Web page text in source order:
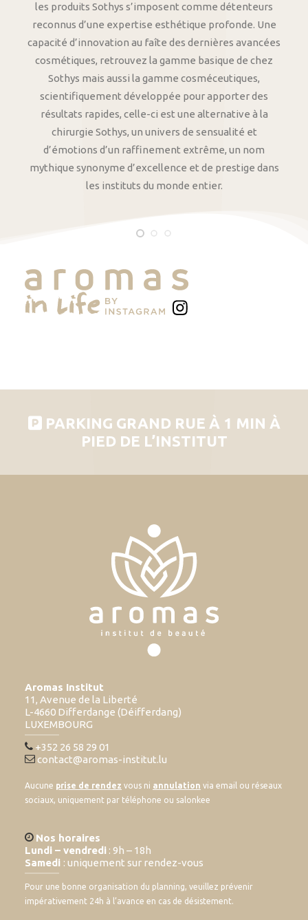
les produits Sothys s’imposent comme détenteurs
reconnus d’une expertise esthétique profonde. Une
capacité d’innovation au faîte des dernières avancées
cosmétiques, retrouvez la gamme basique de chez
Sothys mais aussi la gamme cosméceutiques,
scientifiquement développée pour apporter des
résultats rapides, celle-ci est une alternative à la
chirurgie Sothys, un univers de sensualité et
d’émotions d’un raffinement extrême, un nom
mythique synonyme d’excellence et de prestige dans
les instituts du monde entier.
PARKING GRAND RUE À 1 MIN À
PIED DE L’INSTITUT
Aromas Institut
11, Avenue de la Liberté
L-4660 Differdange (Déifferdang)
LUXEMBOURG
+352 26 58 29 01
contact@aromas-institut.lu
Aucune prise de rendez vous ni annulation via email ou réseaux
sociaux, uniquement par téléphone ou salonkee
Nos horaires
Lundi – vendredi : 9h – 18h
Samedi : uniquement sur rendez-vous
Pour une bonne organisation du planning, veuillez prévenir
impérativement 24h à l’avance en cas de désistement.